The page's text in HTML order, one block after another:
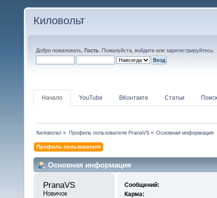
Киловольт
Добро пожаловать, Гость . Пожалуйста, войдите или зарегистрируйтесь
Начало YouTube ВКонтакте Статьи Поиск
Киловольт » Профиль пользователя PranaVS» Основная информация
Профиль пользователя
Основная информация
PranaVS
Новичок
Сообщений:
Карма: